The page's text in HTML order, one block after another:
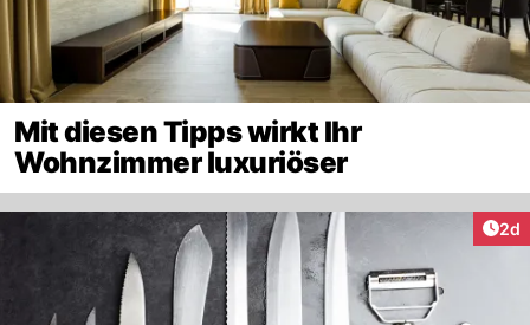
Mit diesen Tipps wirkt Ihr
Wohnzimmer luxuriöser
2d